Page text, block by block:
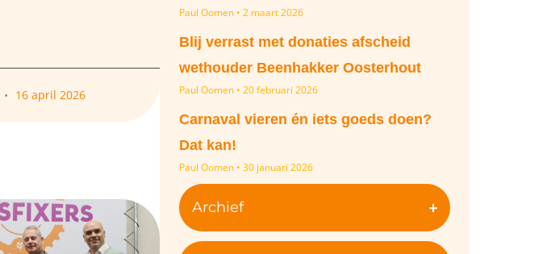
Paul Oomen 2 maart 2026
Blij verrast met donaties afscheid
wethouder Beenhakker Oosterhout
Paul Oomen 20 februari 2026
Carnaval vieren én iets goeds doen?
Dat kan!
Paul Oomen 30 januari 2026
Archief
16 april 2026